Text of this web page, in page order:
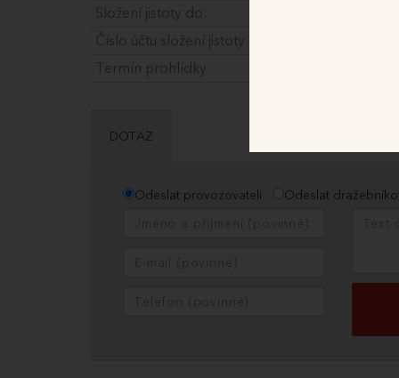
Složení jistoty do:
Číslo účtu složení jistoty
Termín prohlídky
DOTAZ
Odeslat provozovateli Odeslat